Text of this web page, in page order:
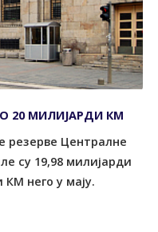
20 МИЛИЈАРДИ КМ
резерве Централне
су 19,98 милијарди
него у мају.